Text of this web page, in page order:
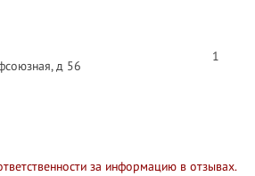
д 56
1
за информацию в отзывах.